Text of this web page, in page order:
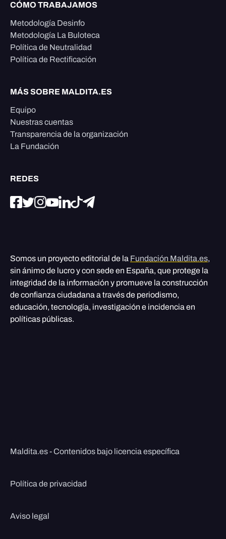
CÓMO TRABAJAMOS
Metodología Desinfo
Metodología La Buloteca
Política de Neutralidad
Política de Rectificación
MÁS SOBRE MALDITA.ES
Equipo
Nuestras cuentas
Transparencia de la organización
La Fundación
REDES
Somos un proyecto editorial de la Fundación Maldita.es,
sin ánimo de lucro y con sede en España, que protege la
integridad de la información y promueve la construcción
de confianza ciudadana a través de periodismo,
educación, tecnología, investigación e incidencia en
políticas públicas.
Maldita.es - Contenidos bajo licencia específica
Política de privacidad
Aviso legal